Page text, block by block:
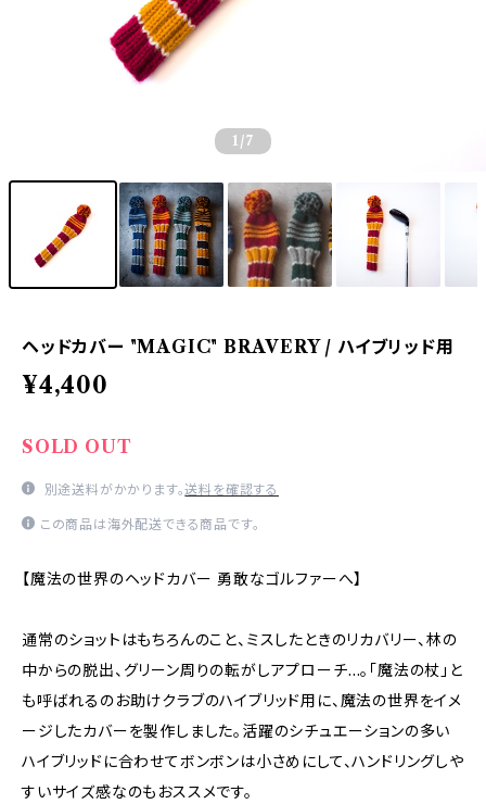
1 /7
ヘッドカバー "MAGIC" BRAVERY / ハイブリッド用
¥4,400
SOLD OUT
別途送料がかかります。送料を確認する
この商品は海外配送できる商品です。
【魔法の世界のヘッドカバー 勇敢なゴルファーへ】
通常のショットはもちろんのこと、ミスしたときのリカバリー、林の
中からの脱出、グリーン周りの転がしアプローチ…。「魔法の杖」と
も呼ばれるのお助けクラブのハイブリッド用に、魔法の世界をイメ
ージしたカバーを製作しました。活躍のシチュエーションの多い
ハイブリッドに合わせてボンボンは小さめにして、ハンドリングしや
すいサイズ感なのもおススメです。